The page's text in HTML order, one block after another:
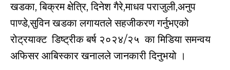
खडका, बिक्रम क्षेत्रि, दिनेश गैरे,माधव पराजुली,अनुप
पाण्डे,सुविन खडका लगायतले सहजीकरण गर्नुभएको
रोट्रयाक्ट डिष्ट्रीक बर्ष २०२४/२५ का मिडिया समन्वय
अफिसर आबिस्कार खनालले जानकारी दिनुभयो ।